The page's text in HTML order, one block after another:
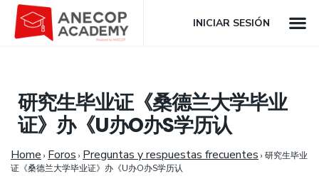
INICIAR SESIÓN
研究生毕业证《桑德兰大学毕业
证》办《U办O办S学历认
Home › Foros › Preguntas y respuestas frecuentes › 研究生毕业
证《桑德兰大学毕业证》办《U办O办S学历认